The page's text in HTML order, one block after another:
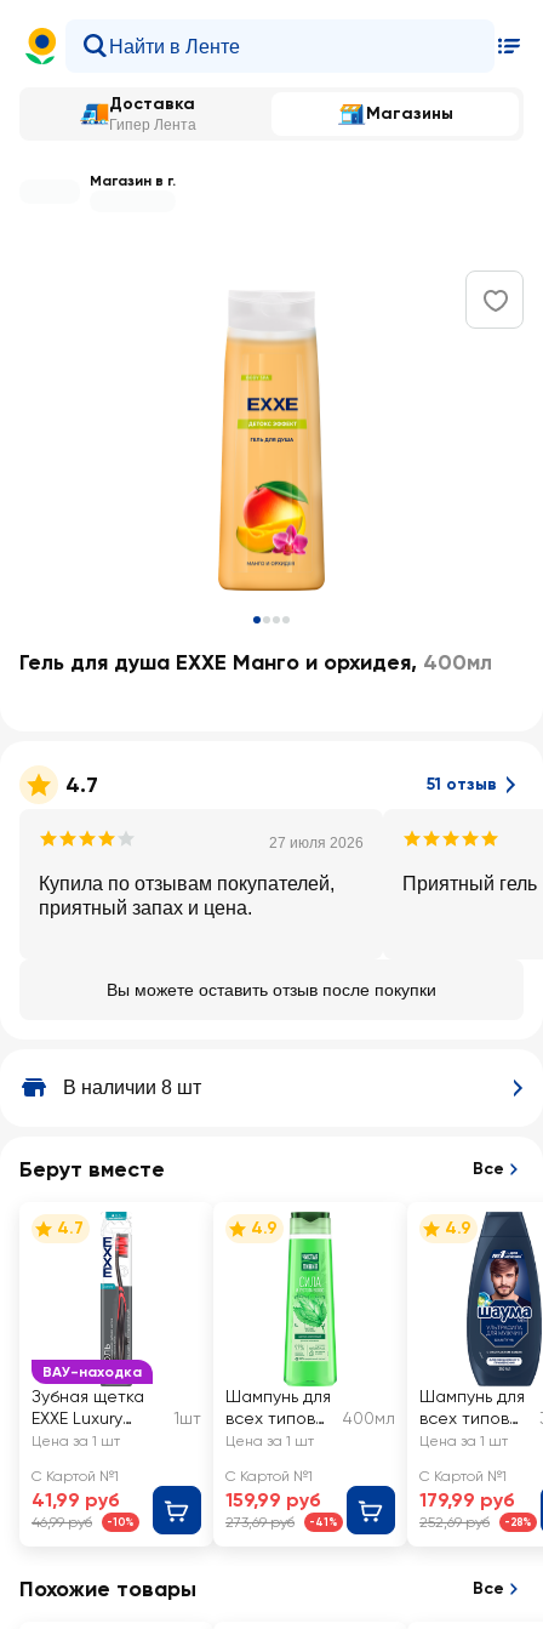
Доставка
Гипер Лента
Магазины
Магазин в г.
Гель для душа EXXE Манго и орхидея, 400мл
4.7 51 отзыв
27 июля 2026
Купила по отзывам покупателей,
приятный запах и цена.
Приятный гель
Вы можете оставить отзыв после покупки
В наличии 8 шт
Берут вместе Все
ВАУ-находка
4.7
Зубная щетка
EXXE Luxury
Уголь, мягкая
1шт
Цена за 1 шт
С Картой №1
41,99 руб
46,99 руб -10%
4.9
Шампунь для
всех типов
волос
ЛИНИЯ
Крапива, на
отваре
400мл
Цена за 1 шт
С Картой №1
159,99 руб
273,69 руб -41%
4.9
Шампунь для
всех типов
волос
ШАУМА Men
Ultra Сила
Цена за 1 шт
С Картой №1
179,99 руб
252,69 руб -28%
Похожие товары Все